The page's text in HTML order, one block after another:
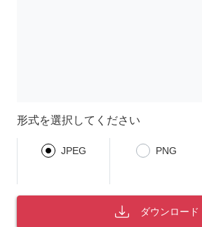
形式を選択してください
JPEG PNG
ダウンロード